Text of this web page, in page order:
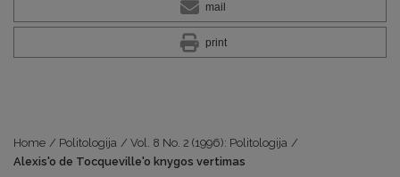
mail
print
Home / Politologija / Vol. 8 No. 2 (1996): Politologija /
Alexis'o de Tocqueville'o knygos vertimas